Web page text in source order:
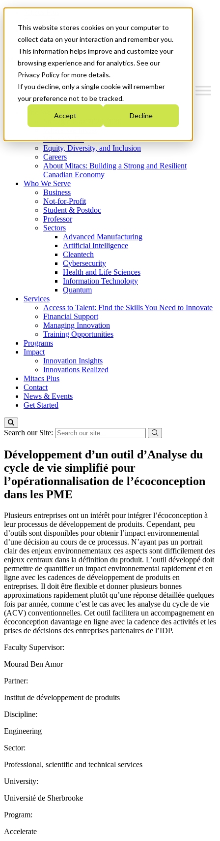
This website stores cookies on your computer to
collect data on your interaction and remember you.
This information helps improve and customize your
browsing experience and for analytics. See our
Privacy Policy for more details.
If you decline, only a single cookie will remember
your preference not to be tracked.
Accept Decline
News & Events
Get Started
Menu
Who We Are
Strategic Plan 2026-2030
What We Do
Equity, Diversity, and Inclusion
Careers
About Mitacs: Building a Strong and Resilient
Canadian Economy
Who We Serve
Business
Not-for-Profit
Student & Postdoc
Professor
Sectors
Advanced Manufacturing
Artificial Intelligence
Cleantech
Cybersecurity
Health and Life Sciences
Information Technology
Quantum
Services
Access to Talent: Find the Skills You Need to Innovate
Financial Support
Managing Innovation
Training Opportunities
Programs
Impact
Innovation Insights
Innovations Realized
Mitacs Plus
Contact
News & Events
Get Started
Search our Site:
Développement d’un outil d’Analyse du
cycle de vie simplifié pour
l’opérationnalisation de l’écoconception
dans les PME
Plusieurs entreprises ont un intérêt pour intégrer l’écoconception à
leur processus de développement de produits. Cependant, peu
d’outils sont disponibles pour obtenir l’impact environnemental
d’une décision au cours de ce processus. N’ayant pas un portrait
clair des enjeux environnementaux ces aspects sont difficilement des
enjeux centraux dans la définition du produit. L’outil développé doit
permettre de quantifier un impact environnemental rapidement et en
ligne avec les cadences de développement de produits en
entreprises. Il doit être flexible et donner plusieurs bonnes
approximations rapidement plutôt qu’une réponse détaillée quelques
fois par année, comme c’est le cas avec les analyse du cycle de vie
(ACV) conventionnelles. Cet outil facilitera un accompagnement en
écoconception davantage en ligne avec la cadence des activités et les
prises de décisions des entreprises partenaires de l’IDP.
Faculty Supervisor:
Mourad Ben Amor
Partner:
Institut de développement de produits
Discipline:
Engineering
Sector:
Professional, scientific and technical services
University:
Université de Sherbrooke
Program:
Accelerate